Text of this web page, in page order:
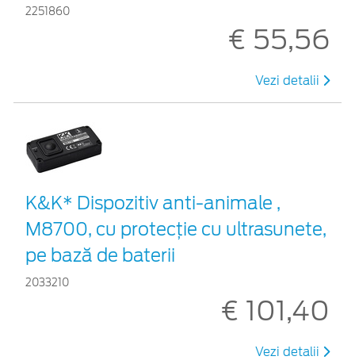
2251860
€ 55,56
Vezi detalii
K&K* Dispozitiv anti-animale ,
M8700, cu protecție cu ultrasunete,
pe bază de baterii
2033210
€ 101,40
Vezi detalii